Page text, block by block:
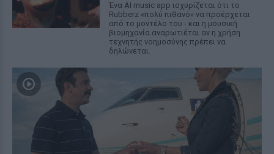
Ένα AI music app ισχυρίζεται ότι το
Rubberz «πολύ πιθανό» να προέρχεται
από το μοντέλο του - και η μουσική
βιομηχανία αναρωτιέται αν η χρήση
τεχνητής νοημοσύνης πρέπει να
δηλώνεται.